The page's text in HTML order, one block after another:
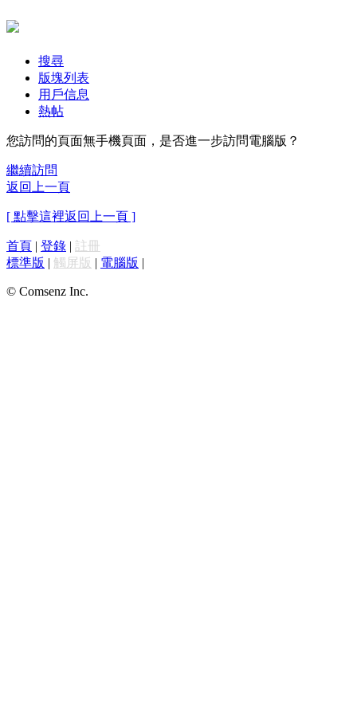
搜尋
版塊列表
用戶信息
熱帖
您訪問的頁面無手機頁面，是否進一步訪問電腦版？
繼續訪問
返回上一頁
[ 點擊這裡返回上一頁 ]
首頁 | 登錄 | 註冊
標準版 | 觸屏版 | 電腦版 |
© Comsenz Inc.